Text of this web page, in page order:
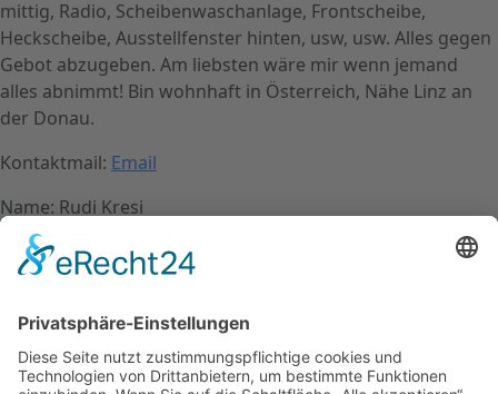
mittig, Radio, Scheibenwaschanlage, Frontscheibe,
Heckscheibe, Ausstellfenster hinten, usw, usw. Alles gegen
Gebot abzugeben. Am liebsten wäre mir wenn jemand
alles abnimmt! Bin wohnhaft in Österreich, Nähe Linz an
der Donau.
Kontaktmail: Email
Name: Rudi Kresi
Kontakt
Impressum
Mitgliederbereich
Facebook
Instagram